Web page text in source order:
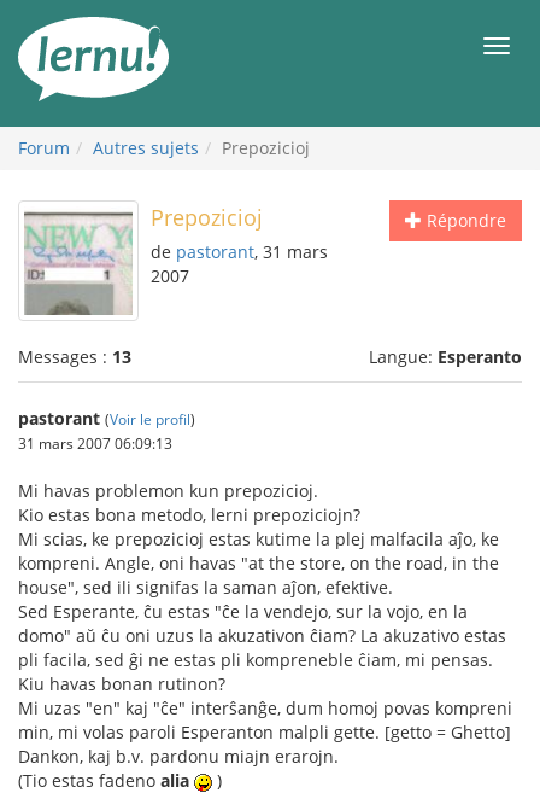
contenu
Forum Autres sujets Prepozicioj
Répondre
Prepozicioj
de pastorant, 31 mars
2007
Messages : 13 Langue: Esperanto
pastorant (Voir le profil)
31 mars 2007 06:09:13
Mi havas problemon kun prepozicioj.
Kio estas bona metodo, lerni prepoziciojn?
Mi scias, ke prepozicioj estas kutime la plej malfacila aĵo, ke
kompreni. Angle, oni havas "at the store, on the road, in the
house", sed ili signifas la saman aĵon, efektive.
Sed Esperante, ĉu estas "ĉe la vendejo, sur la vojo, en la
domo" aŭ ĉu oni uzus la akuzativon ĉiam? La akuzativo estas
pli facila, sed ĝi ne estas pli kompreneble ĉiam, mi pensas.
Kiu havas bonan rutinon?
Mi uzas "en" kaj "ĉe" interŝanĝe, dum homoj povas kompreni
min, mi volas paroli Esperanton malpli gette. [getto = Ghetto]
Dankon, kaj b.v. pardonu miajn erarojn.
(Tio estas fadeno alia )